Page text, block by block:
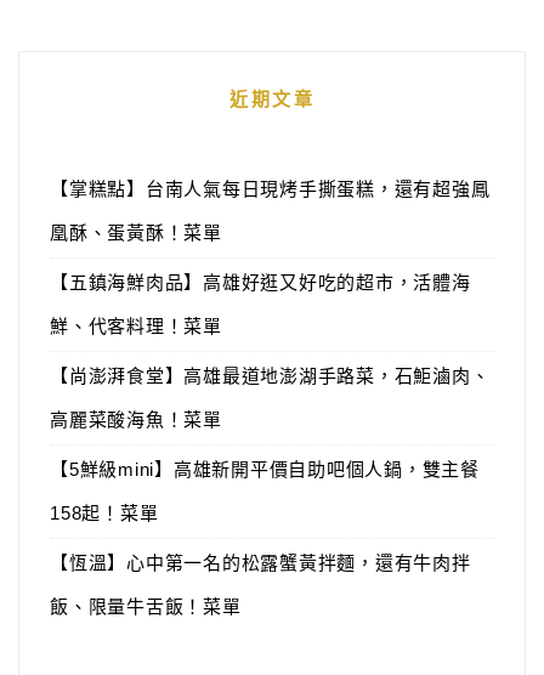
近期文章
【掌糕點】台南人氣每日現烤手撕蛋糕，還有超強鳳
凰酥、蛋黃酥！菜單
【五鎮海鮮肉品】高雄好逛又好吃的超市，活體海
鮮、代客料理！菜單
【尚澎湃食堂】高雄最道地澎湖手路菜，石鮔滷肉、
高麗菜酸海魚！菜單
【5鮮級mini】高雄新開平價自助吧個人鍋，雙主餐
158起！菜單
【恆溫】心中第一名的松露蟹黃拌麵，還有牛肉拌
飯、限量牛舌飯！菜單